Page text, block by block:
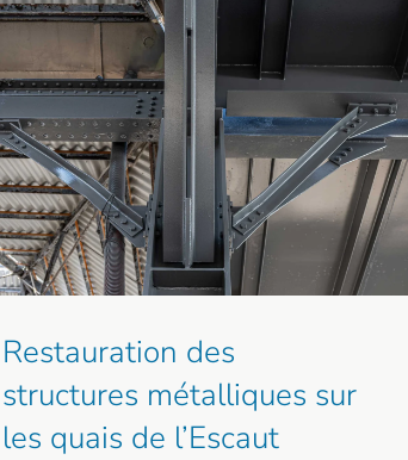
Restauration des
structures métalliques sur
les quais de l’Escaut